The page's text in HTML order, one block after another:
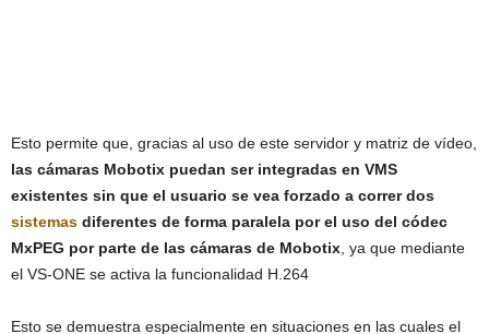
Esto permite que, gracias al uso de este servidor y matriz de vídeo,
las cámaras Mobotix puedan ser integradas en VMS
existentes sin que el usuario se vea forzado a correr dos
sistemas diferentes de forma paralela por el uso del códec
MxPEG por parte de las cámaras de Mobotix , ya que mediante
el VS-ONE se activa la funcionalidad H.264
Esto se demuestra especialmente en situaciones en las cuales el